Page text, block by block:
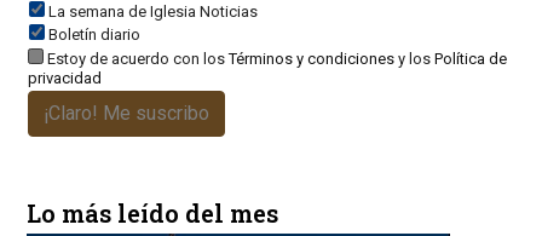
La semana de Iglesia Noticias
Boletín diario
Estoy de acuerdo con losTérminos y condicionesy los Política de
privacidad
¡Claro! Me suscribo
Lo más leído del mes